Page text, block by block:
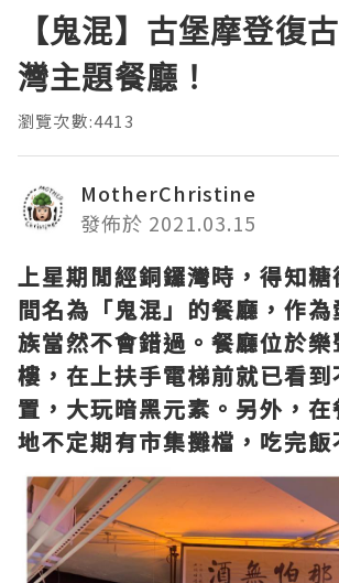
【鬼混】古堡摩登復
灣主題餐廳！
瀏覽次數:4413
MotherChristine
發佈於 2021.03.15
上星期閒經銅鑼灣時，得知
間名為「鬼混」的餐廳，作
族當然不會錯過。餐廳位於樂
樓，在上扶手電梯前就已看
置，大玩暗黑元素。另外，
地不定期有市集攤檔，吃完飯